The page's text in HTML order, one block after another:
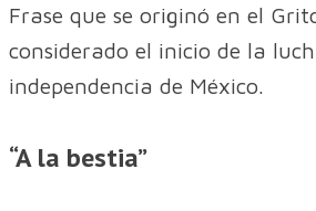
Frase que se originó en el
considerado el inicio de la
independencia de México.
“A la bestia”